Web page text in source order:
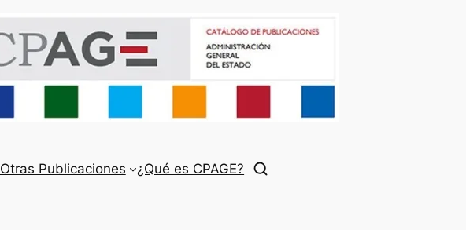
Otras Publicaciones ¿Qué es CPAGE?